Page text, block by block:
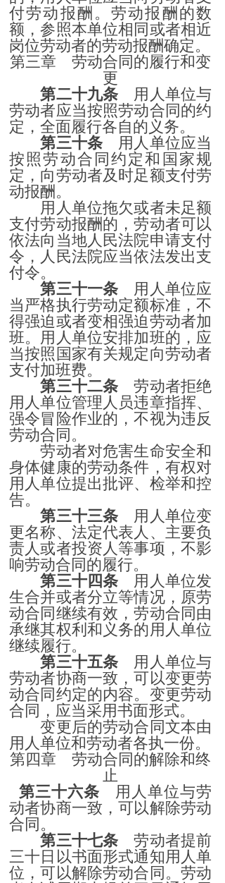
付劳动报酬。劳动报酬的数
额，参照本单位相同或者相近
岗位劳动者的劳动报酬确定。
第三章 劳动合同的履行和变
更
第二十九条 用人单位与
劳动者应当按照劳动合同的约
定，全面履行各自的义务。
第三十条 用人单位应当
按照劳动合同约定和国家规
定，向劳动者及时足额支付劳
动报酬。
用人单位拖欠或者未足额
支付劳动报酬的，劳动者可以
依法向当地人民法院申请支付
令，人民法院应当依法发出支
付令。
第三十一条 用人单位应
当严格执行劳动定额标准，不
得强迫或者变相强迫劳动者加
班。用人单位安排加班的，应
当按照国家有关规定向劳动者
支付加班费。
第三十二条 劳动者拒绝
用人单位管理人员违章指挥、
强令冒险作业的，不视为违反
劳动合同。
劳动者对危害生命安全和
身体健康的劳动条件，有权对
用人单位提出批评、检举和控
告。
第三十三条 用人单位变
更名称、法定代表人、主要负
责人或者投资人等事项，不影
响劳动合同的履行。
第三十四条 用人单位发
生合并或者分立等情况，原劳
动合同继续有效，劳动合同由
承继其权利和义务的用人单位
继续履行。
第三十五条 用人单位与
劳动者协商一致，可以变更劳
动合同约定的内容。变更劳动
合同，应当采用书面形式。
变更后的劳动合同文本由
用人单位和劳动者各执一份。
第四章 劳动合同的解除和终
止
第三十六条 用人单位与劳
动者协商一致，可以解除劳动
合同。
第三十七条 劳动者提前
三十日以书面形式通知用人单
位，可以解除劳动合同。劳动